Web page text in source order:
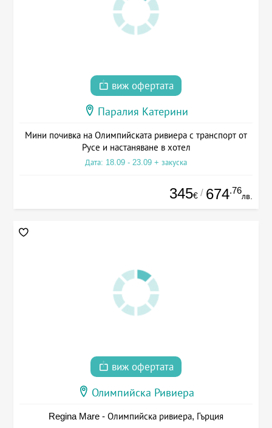
виж офертата
Паралия Катерини
Мини почивка на Олимпийската ривиера с транспорт от
Русе и настаняване в хотел
Дата: 18.09 - 23.09 + закуска
345€ / 674.76
лв.
виж офертата
Олимпийска Ривиера
Regina Mare - Олимпийска ривиера, Гърция